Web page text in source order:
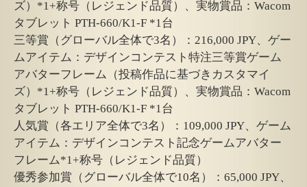
ズ）*1+称号（レジェンド品質）、実物賞品：Wacom
タブレット PTH-660/K1-F *1台
三等賞（グローバル全体で3名）：216,000 JPY、ゲー
ムアイテム：デザインコンテスト特注三等賞ゲーム
アバターフレーム（投稿作品に基づきカスタマイ
ズ）*1+称号（レジェンド品質）、実物賞品：Wacom
タブレット PTH-660/K1-F *1台
人気賞（各エリア全体で3名）：109,000 JPY、ゲーム
アイテム：デザインコンテスト記念ゲームアバター
フレーム*1+称号（レジェンド品質）
優秀参加賞（グローバル全体で10名）：65,000 JPY、